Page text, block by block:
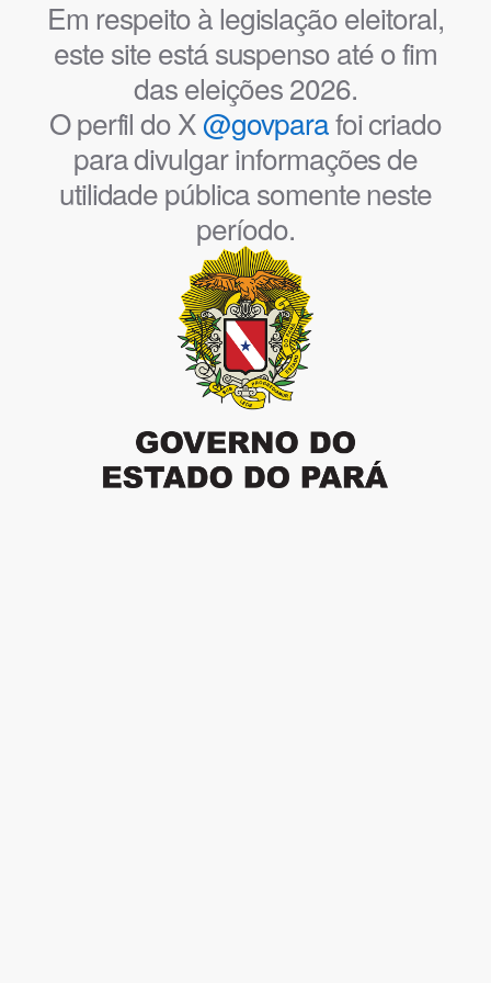
Em respeito à legislação eleitoral,
este site está suspenso até o fim
das eleições 2026.
O perfil do X@govparafoi criado
para divulgar informações de
utilidade pública somente neste
período.